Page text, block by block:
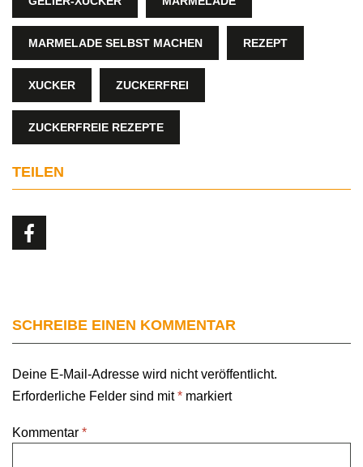
MARMELADE SELBST MACHEN REZEPT
XUCKER ZUCKERFREI
ZUCKERFREIE REZEPTE
TEILEN
SCHREIBE EINEN KOMMENTAR
Deine E-Mail-Adresse wird nicht veröffentlicht.
Erforderliche Felder sind mit* markiert
Kommentar *